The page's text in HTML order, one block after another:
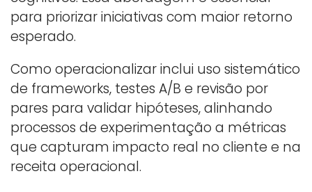
para priorizar iniciativas com maior retorno
esperado.
Como operacionalizar inclui uso sistemático
de frameworks, testes A/B e revisão por
pares para validar hipóteses, alinhando
processos de experimentação a métricas
que capturam impacto real no cliente e na
receita operacional.